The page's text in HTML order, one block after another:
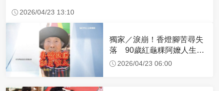
2026/04/23 13:10
獨家／淚崩！香燈腳苦尋失
落 90歲紅龜粿阿嬤人生謝
幕2026/04/23 06:00